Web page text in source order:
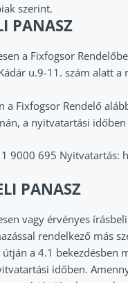
szerint.
PANASZ
a Fixfogsor
u.9-11. szám alatt a
a Fixfogsor Rendelő
a nyitvatartási időben
9000 695 Nyitvatartás:
PANASZ
vagy érvényes írásbeli
rendelkező más
a 4.1 bekezdésben
időben.